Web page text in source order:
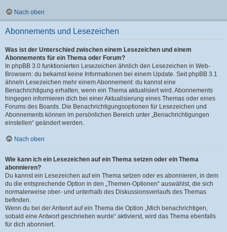
Nach oben
Abonnements und Lesezeichen
Was ist der Unterschied zwischen einem Lesezeichen und einem
Abonnements für ein Thema oder Forum?
In phpBB 3.0 funktionierten Lesezeichen ähnlich den Lesezeichen in Web-
Browsern: du bekamst keine Informationen bei einem Update. Seit phpBB 3.1
ähneln Lesezeichen mehr einem Abonnement: du kannst eine
Benachrichtigung erhalten, wenn ein Thema aktualisiert wird. Abonnements
hingegen informieren dich bei einer Aktualisierung eines Themas oder eines
Forums des Boards. Die Benachrichtigungsoptionen für Lesezeichen und
Abonnements können im persönlichen Bereich unter „Benachrichtigungen
einstellen“ geändert werden.
Nach oben
Wie kann ich ein Lesezeichen auf ein Thema setzen oder ein Thema
abonnieren?
Du kannst ein Lesezeichen auf ein Thema setzen oder es abonnieren, in dem
du die entsprechende Option in den „Themen-Optionen“ auswählst, die sich
normalerweise ober- und unterhalb des Diskussionsverlaufs des Themas
befinden.
Wenn du bei der Antwort auf ein Thema die Option „Mich benachrichtigen,
sobald eine Antwort geschrieben wurde“ aktivierst, wird das Thema ebenfalls
für dich abonniert.